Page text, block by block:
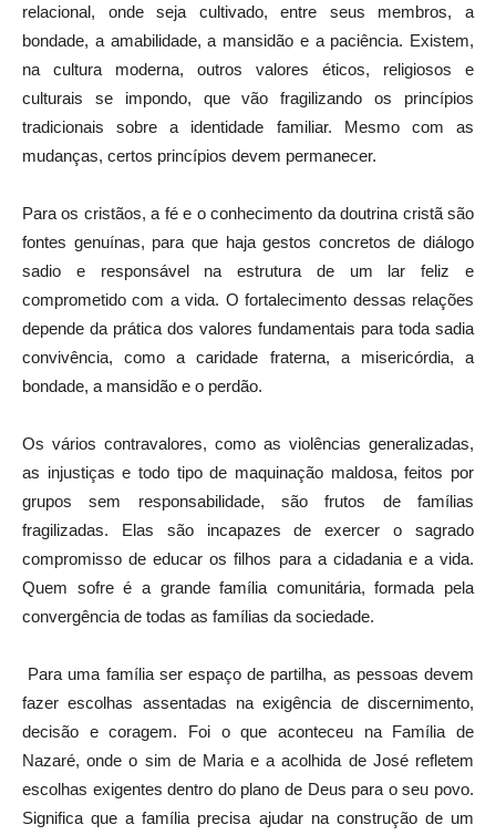
relacional, onde seja cultivado, entre seus membros, a
bondade, a amabilidade, a mansidão e a paciência. Existem,
na cultura moderna, outros valores éticos, religiosos e
culturais se impondo, que vão fragilizando os princípios
tradicionais sobre a identidade familiar. Mesmo com as
mudanças, certos princípios devem permanecer.
Para os cristãos, a fé e o conhecimento da doutrina cristã são
fontes genuínas, para que haja gestos concretos de diálogo
sadio e responsável na estrutura de um lar feliz e
comprometido com a vida. O fortalecimento dessas relações
depende da prática dos valores fundamentais para toda sadia
convivência, como a caridade fraterna, a misericórdia, a
bondade, a mansidão e o perdão.
Os vários contravalores, como as violências generalizadas,
as injustiças e todo tipo de maquinação maldosa, feitos por
grupos sem responsabilidade, são frutos de famílias
fragilizadas. Elas são incapazes de exercer o sagrado
compromisso de educar os filhos para a cidadania e a vida.
Quem sofre é a grande família comunitária, formada pela
convergência de todas as famílias da sociedade.
Para uma família ser espaço de partilha, as pessoas devem
fazer escolhas assentadas na exigência de discernimento,
decisão e coragem. Foi o que aconteceu na Família de
Nazaré, onde o sim de Maria e a acolhida de José refletem
escolhas exigentes dentro do plano de Deus para o seu povo.
Significa que a família precisa ajudar na construção de um